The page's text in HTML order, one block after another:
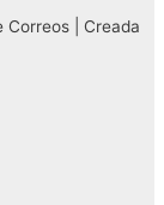
| Creada